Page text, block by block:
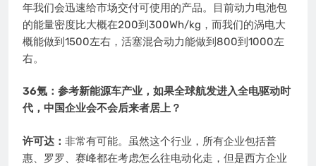
年我们会迅速给市场交付可使用的产品。目前动力电池包
的能量密度比大概在200到300Wh/kg，而我们的涡电大
概能做到1500左右，活塞混合动力能做到800到1000左
右。
36氪：参考新能源车产业，如果全球航发进入全电驱动时
代，中国企业会不会后来者居上？
许可达： 非常有可能。虽然这个行业，所有企业包括普
惠、罗罗、赛峰都在考虑怎么往电动化走，但是西方企业